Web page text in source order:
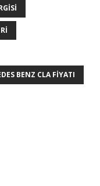
BENZ CLA FIYATI